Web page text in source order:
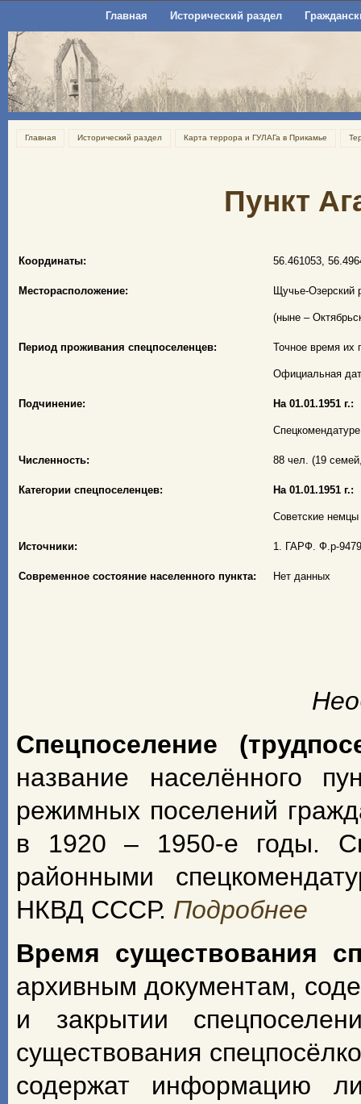
Главная Исторический раздел
Главная Исторический раздел Карта террора и ГУЛАГа в Прикамье
Пункт
Координаты: 56.461053,
Месторасположение: Щучье-Озерский
(ныне –
Период проживания спецпоселенцев: Точное время их
Официальная
Подчинение: На 01.01.1951 г.:
Численность: 88 чел. (19
Категории спецпоселенцев: На 01.01.1951 г.:
Советские
Источники: 1. ГАРФ. Ф.р-
Современное состояние населенного пункта: Нет данных
Спецпоселение
название населённого
режимных поселений
в 1920 – 1950-е годы.
районными
НКВД СССР. Подробнее
Время существования
архивным документам,
и закрытии
существования
содержат информацию